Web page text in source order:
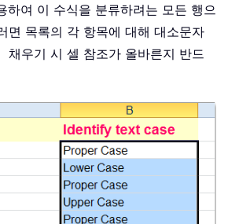
하여 이 수식을 분류하려는 모든 행으
면 목록의 각 항목에 대해 대소문자
채우기 시 셀 참조가 올바른지 반드